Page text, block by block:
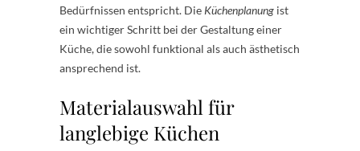
Bedürfnissen entspricht. DieKüchenplanung ist
ein wichtiger Schritt bei der Gestaltung einer
Küche, die sowohl funktional als auch ästhetisch
ansprechend ist.
Materialauswahl für
langlebige Küchen